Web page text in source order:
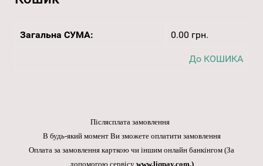
Загальна СУМА: 0.00 грн.
До КОШИКА
Післясплата замовлення
В будь-який момент Ви зможете оплатити замовлення
Оплата за замовлення карткою чи іншим онлайн банкінгом (За
допомогою сервісу www.liqpay.com.)